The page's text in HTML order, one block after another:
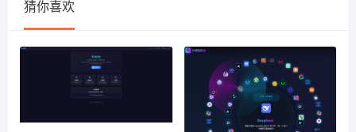
猜你喜欢